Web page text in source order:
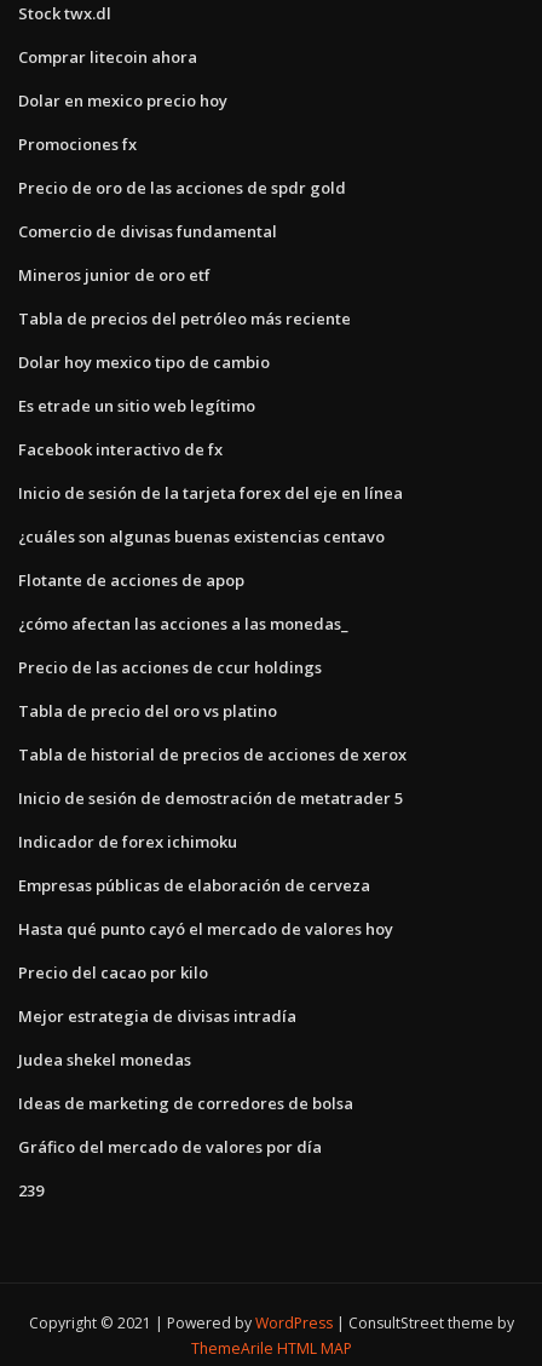
Stock twx.dl
Comprar litecoin ahora
Dolar en mexico precio hoy
Promociones fx
Precio de oro de las acciones de spdr gold
Comercio de divisas fundamental
Mineros junior de oro etf
Tabla de precios del petróleo más reciente
Dolar hoy mexico tipo de cambio
Es etrade un sitio web legítimo
Facebook interactivo de fx
Inicio de sesión de la tarjeta forex del eje en línea
¿cuáles son algunas buenas existencias centavo
Flotante de acciones de apop
¿cómo afectan las acciones a las monedas_
Precio de las acciones de ccur holdings
Tabla de precio del oro vs platino
Tabla de historial de precios de acciones de xerox
Inicio de sesión de demostración de metatrader 5
Indicador de forex ichimoku
Empresas públicas de elaboración de cerveza
Hasta qué punto cayó el mercado de valores hoy
Precio del cacao por kilo
Mejor estrategia de divisas intradía
Judea shekel monedas
Ideas de marketing de corredores de bolsa
Gráfico del mercado de valores por día
239
Copyright © 2021 | Powered byWordPress
ConsultStreet theme by
ThemeArile HTML MAP